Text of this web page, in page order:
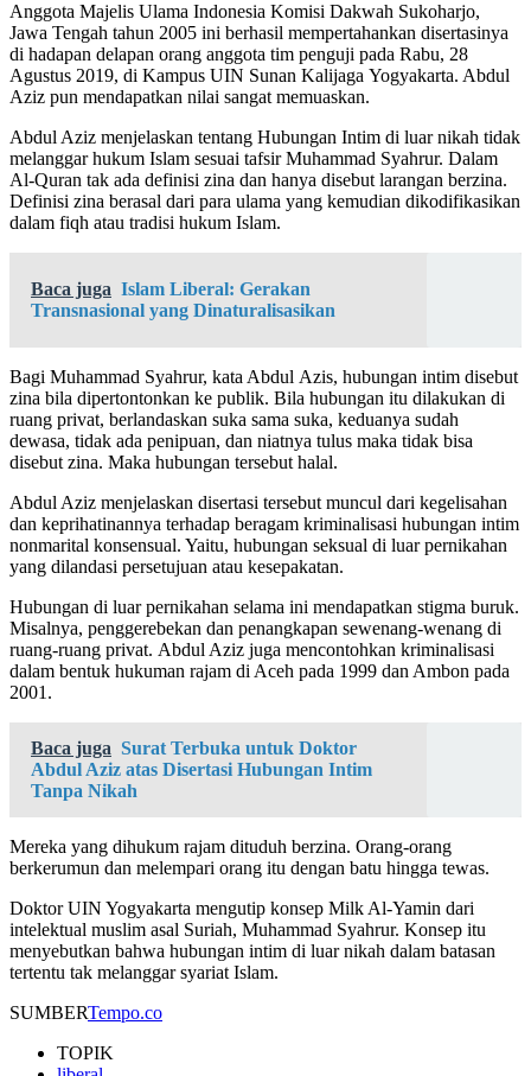
Anggota Majelis Ulama Indonesia Komisi Dakwah Sukoharjo,
Jawa Tengah tahun 2005 ini berhasil mempertahankan disertasinya
di hadapan delapan orang anggota tim penguji pada Rabu, 28
Agustus 2019, di Kampus UIN Sunan Kalijaga Yogyakarta. Abdul
Aziz pun mendapatkan nilai sangat memuaskan.
Abdul Aziz menjelaskan tentang Hubungan Intim di luar nikah tidak
melanggar hukum Islam sesuai tafsir Muhammad Syahrur. Dalam
Al-Quran tak ada definisi zina dan hanya disebut larangan berzina.
Definisi zina berasal dari para ulama yang kemudian dikodifikasikan
dalam fiqh atau tradisi hukum Islam.
Baca juga Islam Liberal: Gerakan
Transnasional yang Dinaturalisasikan
Bagi Muhammad Syahrur, kata Abdul Azis, hubungan intim disebut
zina bila dipertontonkan ke publik. Bila hubungan itu dilakukan di
ruang privat, berlandaskan suka sama suka, keduanya sudah
dewasa, tidak ada penipuan, dan niatnya tulus maka tidak bisa
disebut zina. Maka hubungan tersebut halal.
Abdul Aziz menjelaskan disertasi tersebut muncul dari kegelisahan
dan keprihatinannya terhadap beragam kriminalisasi hubungan intim
nonmarital konsensual. Yaitu, hubungan seksual di luar pernikahan
yang dilandasi persetujuan atau kesepakatan.
Hubungan di luar pernikahan selama ini mendapatkan stigma buruk.
Misalnya, penggerebekan dan penangkapan sewenang-wenang di
ruang-ruang privat. Abdul Aziz juga mencontohkan kriminalisasi
dalam bentuk hukuman rajam di Aceh pada 1999 dan Ambon pada
2001.
Baca juga Surat Terbuka untuk Doktor
Abdul Aziz atas Disertasi Hubungan Intim
Tanpa Nikah
Mereka yang dihukum rajam dituduh berzina. Orang-orang
berkerumun dan melempari orang itu dengan batu hingga tewas.
Doktor UIN Yogyakarta mengutip konsep Milk Al-Yamin dari
intelektual muslim asal Suriah, Muhammad Syahrur. Konsep itu
menyebutkan bahwa hubungan intim di luar nikah dalam batasan
tertentu tak melanggar syariat Islam.
SUMBERTempo.co
TOPIK